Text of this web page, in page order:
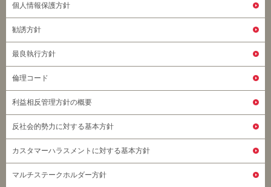
個人情報保護方針
勧誘方針
最良執行方針
倫理コード
利益相反管理方針の概要
反社会的勢力に対する基本方針
カスタマーハラスメントに対する基本方針
マルチステークホルダー方針